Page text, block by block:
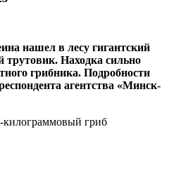
нашел в лесу гигантский
Находка сильно
грибника. Подробности
агентства «Минск-